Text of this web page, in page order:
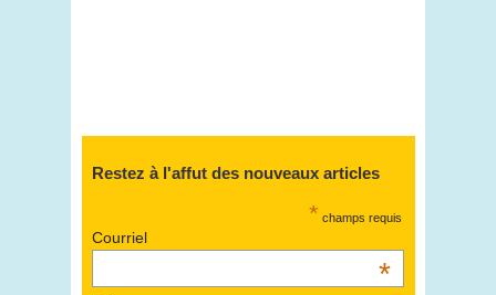
Restez à l'affut des nouveaux articles
* champs requis
Courriel
*